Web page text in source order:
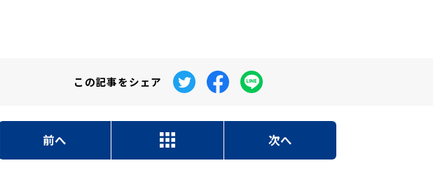
この記事をシェア
前へ 次へ